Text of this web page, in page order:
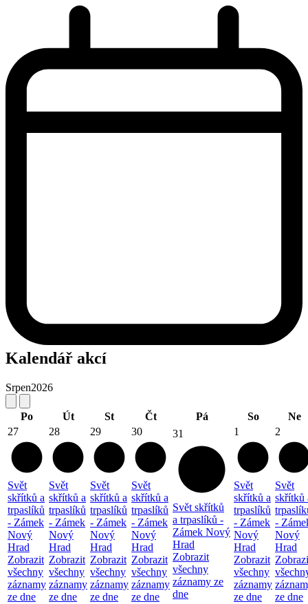
Kalendář akcí
Srpen2026
Po Út St Čt Pá So
Ne
27
Svět
skřítků a
trpaslíků
- Zámek
Nový
Hrad
Zobrazit
všechny
záznamy
ze dne
28
Svět
skřítků a
trpaslíků
- Zámek
Nový
Hrad
Zobrazit
všechny
záznamy
ze dne
29
Svět
skřítků a
trpaslíků
- Zámek
Nový
Hrad
Zobrazit
všechny
záznamy
ze dne
30
Svět
skřítků a
trpaslíků
- Zámek
Nový
Hrad
Zobrazit
všechny
záznamy
ze dne
31
Svět skřítků
a trpaslíků -
Zámek Nový
Hrad
Zobrazit
všechny
záznamy ze
dne
1
Svět
skřítků a
trpaslíků
- Zámek
Nový
Hrad
Zobrazit
všechny
záznamy
ze dne
2
Svět
skřítků
-
Nový
Hrad
ze dne